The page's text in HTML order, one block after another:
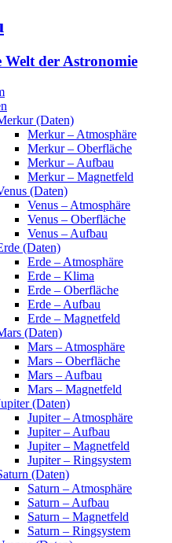
der Astronomie
(Daten)
Merkur – Atmosphäre
Merkur – Oberfläche
Merkur – Aufbau
Merkur – Magnetfeld
(Daten)
Venus – Atmosphäre
Venus – Oberfläche
Venus – Aufbau
(Daten)
Erde – Atmosphäre
Erde – Klima
Erde – Oberfläche
Erde – Aufbau
Erde – Magnetfeld
(Daten)
Mars – Atmosphäre
Mars – Oberfläche
Mars – Aufbau
Mars – Magnetfeld
(Daten)
Jupiter – Atmosphäre
Jupiter – Aufbau
Jupiter – Magnetfeld
Jupiter – Ringsystem
(Daten)
Saturn – Atmosphäre
Saturn – Aufbau
Saturn – Magnetfeld
Saturn – Ringsystem